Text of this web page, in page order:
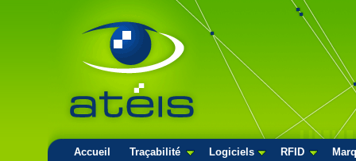
Accueil Traçabilité Logiciels RFID